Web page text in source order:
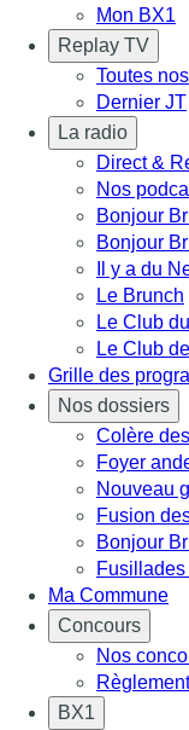
Mon BX1
Replay TV
Toutes
Dernier JT
La radio
Direct &
Nos
Bonjour
Bonjour
Il y a du
Le Brunch
Le Club
Le Club
Grille des
Nos dossiers
Colère
Foyer
Nouveau
Fusion
Bonjour
Ma Commune
Concours
Nos
Règlement
BX1